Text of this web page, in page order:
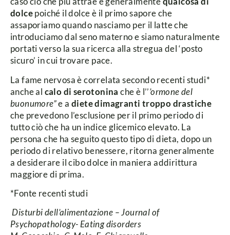
dolcepoiché il dolce è il primo sapore che
assaporiamo quando nasciamo per il latte che
introduciamo dal seno materno e siamo naturalmente
portati verso la sua ricerca alla stregua del ‘posto
sicuro’ in cui trovare pace.
La fame nervosa è correlata secondo recenti studi*
anche al calo di serotonina che è l’’’ormone del
buonumore”e adiete dimagranti troppo drastiche
che prevedono l’esclusione per il primo periodo di
tutto ciò che ha un indice glicemico elevato. La
persona che ha seguito questo tipo di dieta, dopo un
periodo di relativo benessere, ritorna generalmente
a desiderare il cibo dolce in maniera addirittura
maggiore di prima.
*Fonte recenti studi
Disturbi dell’alimentazione – Journal of
Psychopathology-Eating disorders